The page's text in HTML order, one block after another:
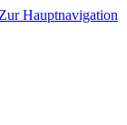
Zur Hauptnavigation